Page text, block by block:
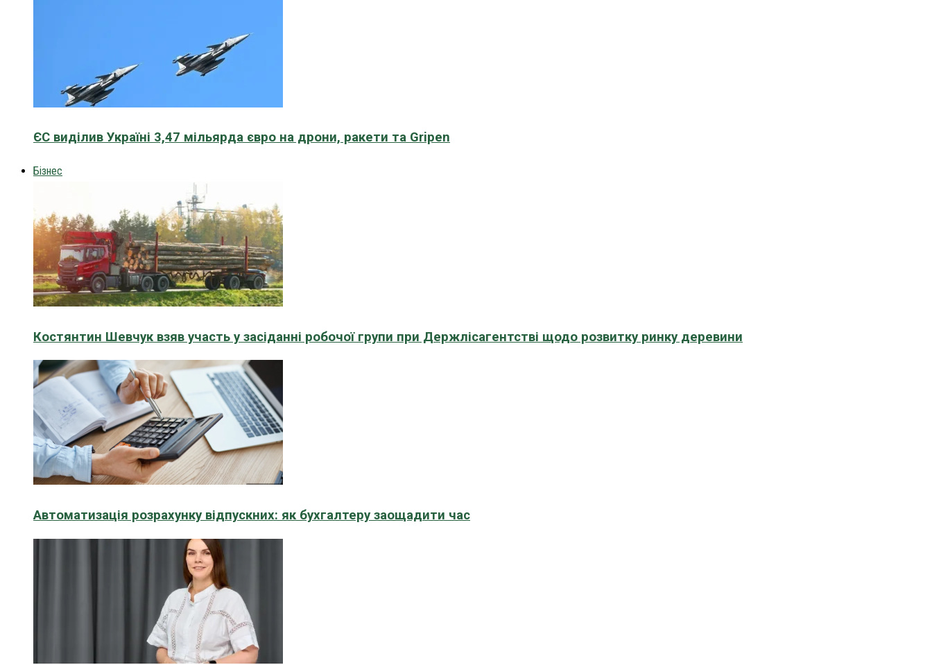
ЄС виділив Україні 3,47 мільярда євро на дрони, ракети та Gripen
Бізнес
Костянтин Шевчук взяв участь у засіданні робочої групи при Держлісагентстві щодо розвитку ринку деревини
Автоматизація розрахунку відпускних: як бухгалтеру заощадити час